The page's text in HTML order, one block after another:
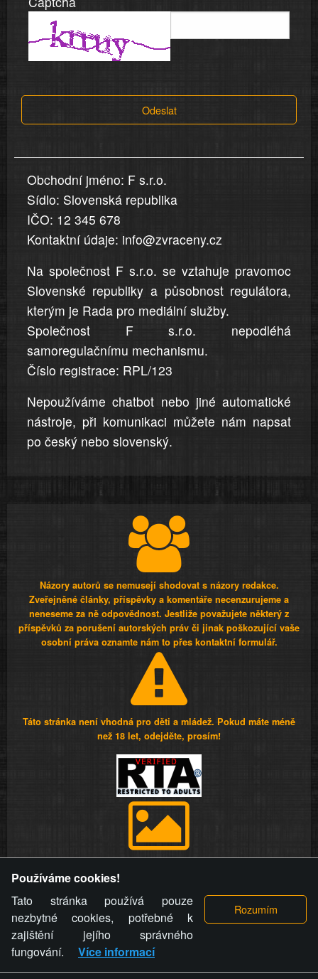
informace
v
uvedena,
jsou
přesná
a
úplná
Odeslat
Obchodní jméno: F s.r.o.
Sídlo: Slovenská republika
IČO: 12 345 678
Kontaktní údaje: info@zvraceny.cz
Na společnost F s.r.o. se vztahuje pravomoc
Slovenské republiky a působnost regulátora,
kterým je Rada pro mediální služby.
Společnost F s.r.o. nepodléhá
samoregulačnímu mechanismu.
Číslo registrace: RPL/123
Nepoužíváme chatbot nebo jiné automatické
nástroje, při komunikaci můžete nám napsat
po český nebo slovenský.
Názory autorů se nemusejí shodovat s názory redakce.
Zveřejněné články, příspěvky a komentáře necenzurujeme a
neneseme za ně odpovědnost. Jestliže považujete některý z
příspěvků za porušení autorských práv či jinak poškozující vaše
osobní práva oznamte nám to přes kontaktní formulář.
Táto stránka není vhodná pro děti a mládež. Pokud máte méně
než 18 let, odejděte, prosím!
videa a komentáře. Osoba, které se toto opatření provozovatele
stránky týče, ani osoba, která umístila fotografii nebo video na
stránku, nemůže z důvodu odstranění fotografie, videa nebo
komentáře pro výše uvedenou okolnost uplatnit vůči
provozovateli stránky žádný nárok na náhradu škody nebo
nemajetkové újmy.
Používáme cookies!
Tato stránka používá pouze
nezbytné cookies, potřebné k
zajištění jejího správného
fungování.
Více informací